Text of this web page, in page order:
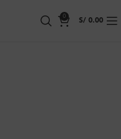
0
S/ 0.00